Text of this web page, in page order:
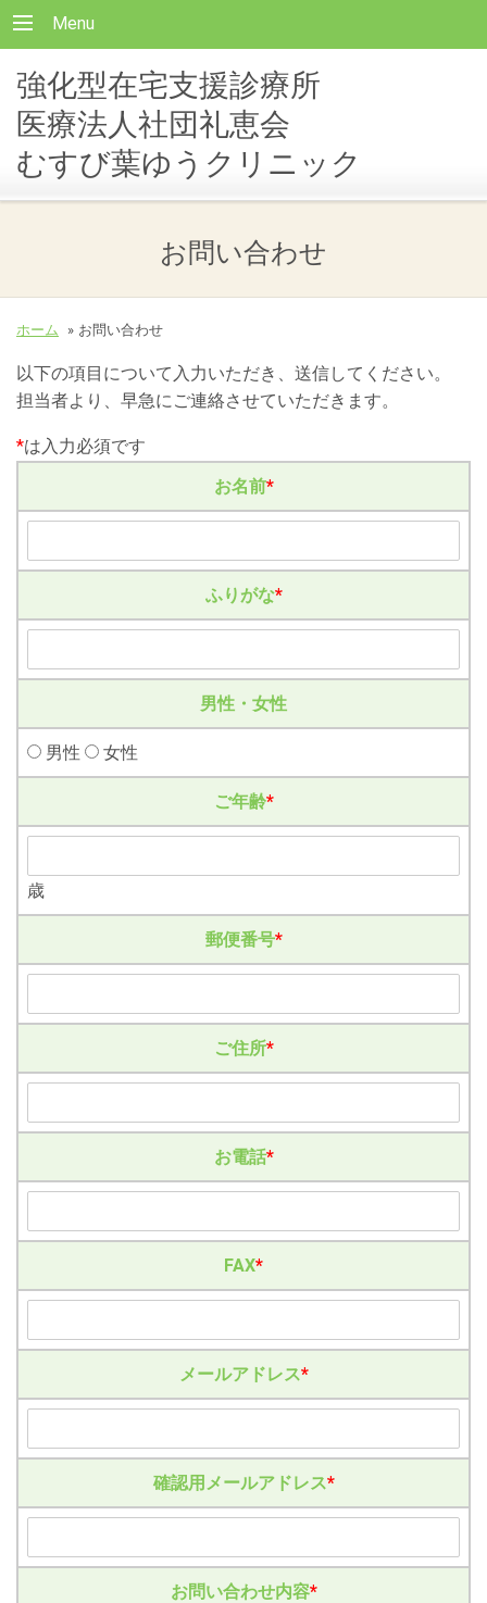
Menu
強化型在宅支援診療所
医療法人社団礼恵会
むすび葉ゆうクリニック
お問い合わせ
ホーム » お問い合わせ
以下の項目について入力いただき、送信してください。
担当者より、早急にご連絡させていただきます。
*は入力必須です
お名前*
ふりがな*
男性・女性
男性 女性
ご年齢*
歳
郵便番号*
ご住所*
お電話*
FAX*
メールアドレス*
確認用メールアドレス*
お問い合わせ内容*